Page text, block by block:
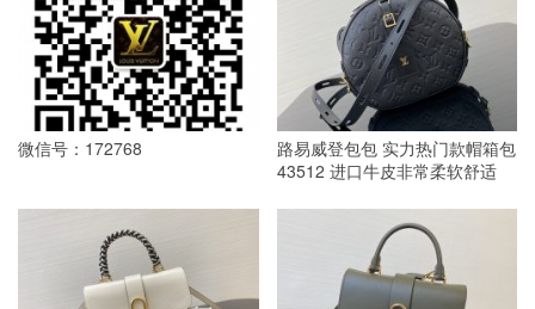
微信号：172768
路易威登包包 实力热门款帽箱包
43512 进口牛皮非常柔软舒适